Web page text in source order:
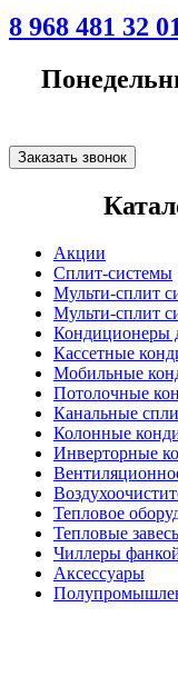
8 968 481 32
Заказать звонок
Акции
Сплит-системы
Мульти-сплит
Мульти-сплит
Кондиционеры
Кассетные
Мобильные
Потолочные
Канальные
Колонные
Инверторные
Тепловое
Тепловые
Чиллеры
Аксессуары